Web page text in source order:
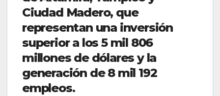
Ciudad Madero, que
representan una inversión
superior a los 5 mil 806
millones de dólares y la
generación de 8 mil 192
empleos.